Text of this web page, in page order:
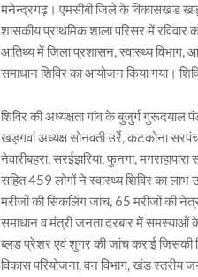
मनेन्द्रगढ़। एमसीबी जिले के विकासखंड
शासकीय प्राथमिक शाला परिसर में रविवार
आतिथ्य में जिला प्रशासन, स्वास्थ्य विभाग,
समाधान शिविर का आयोजन किया गया।
शिविर की अध्यक्षता गांव के बुजुर्ग गुरूदयाल
खड़गवां अध्यक्ष सोनवती उर्रे, कटकोना
नेवारीबहरा, सरईझरिया, फुनगा,
सहित 459 लोगों ने स्वास्थ्य शिविर का
मरीजों की सिकलिंग जांच, 65 मरीजों की
समाधान व मंत्री जनता दरबार में
ब्लड प्रेशर एवं शुगर की जांच कराई जिसकी
विकास परियोजना, वन विभाग, खंड स्तरीय